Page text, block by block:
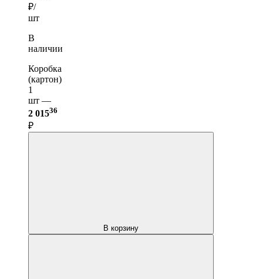
₽/
шт
В
наличии
Коробка
(картон)
1
шт —
2 01536
₽
В корзину